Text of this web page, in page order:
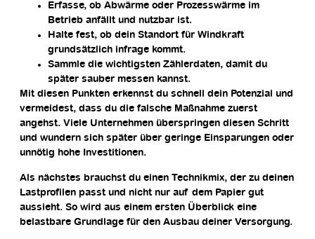
Erfasse, ob Abwärme oder Prozesswärme im
Betrieb anfällt und nutzbar ist.
Halte fest, ob dein Standort für Windkraft
grundsätzlich infrage kommt.
Sammle die wichtigsten Zählerdaten, damit du
später sauber messen kannst.
Mit diesen Punkten erkennst du schnell dein Potenzial und
vermeidest, dass du die falsche Maßnahme zuerst
angehst. Viele Unternehmen überspringen diesen Schritt
und wundern sich später über geringe Einsparungen oder
unnötig hohe Investitionen.
Als nächstes brauchst du einen Technikmix, der zu deinen
Lastprofilen passt und nicht nur auf dem Papier gut
aussieht. So wird aus einem ersten Überblick eine
belastbare Grundlage für den Ausbau deiner Versorgung.